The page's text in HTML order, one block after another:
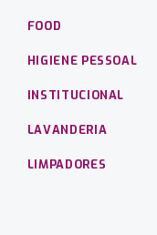
FOOD
HIGIENE PESSOAL
INSTITUCIONAL
LAVANDERIA
LIMPADORES